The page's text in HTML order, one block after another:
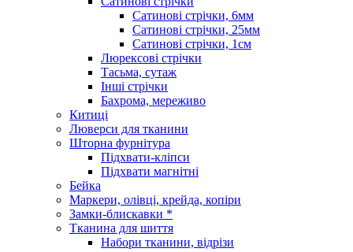
Сатинові стрічки, 6мм
Сатинові стрічки, 25мм
Сатинові стрічки, 1см
Люрексові стрічки
Тасьма, сутаж
Інші стрічки
Бахрома, мереживо
Китиці
Люверси для тканини
Шторна фурнітура
Підхвати-кліпси
Підхвати магнітні
Бейка
Маркери, олівці, крейда, копіри
Замки-блискавки *
Тканина для шиття
Набори тканини, відрізи